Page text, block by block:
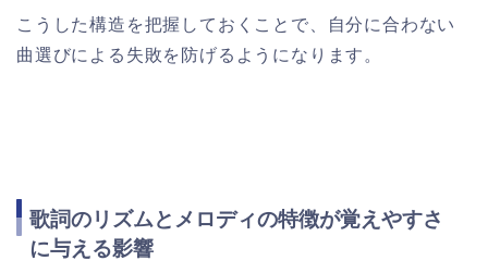
こうした構造を把握しておくことで、自分に合わない
曲選びによる失敗を防げるようになります。
歌詞のリズムとメロディの特徴が覚えやすさ
に与える影響